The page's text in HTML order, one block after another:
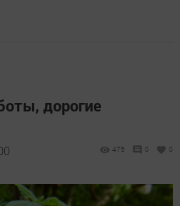
дорогие
475 0 0